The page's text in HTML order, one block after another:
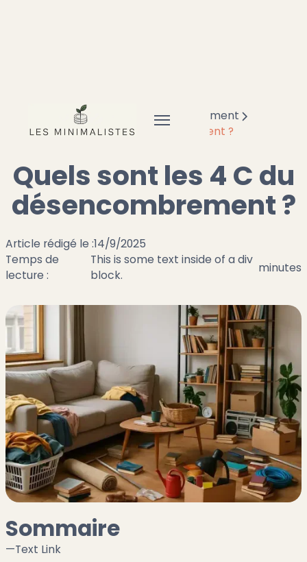
Minimalisme
Désencombrement
Quels sont les 4 C du désencombrement ?
Quels sont les 4 C du
désencombrement ?
Article rédigé le :14/9/2025
Temps de
lecture :
This is some text inside of a div
block.
minutes
Sommaire
—Text Link